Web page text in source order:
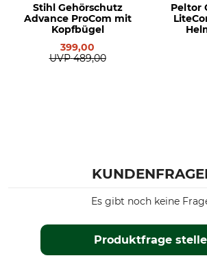
Stihl Gehörschutz
Advance ProCom mit
Kopfbügel
399,00
UVP 489,00
Peltor
Produktfrage
Es gibt noch keine